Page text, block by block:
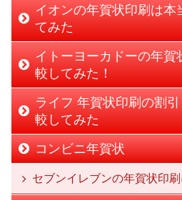
イオンの年賀状印刷は本
てみた
イトーヨーカドーの年賀
較してみた！
ライフ 年賀状印刷の割
較してみた
コンビニ年賀状
セブンイレブンの年賀状印